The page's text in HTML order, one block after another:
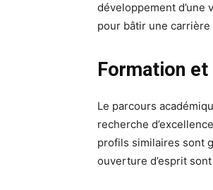
développement d’une
pour bâtir une
Formation
Le parcours
recherche
profils similaires sont
ouverture d’esprit